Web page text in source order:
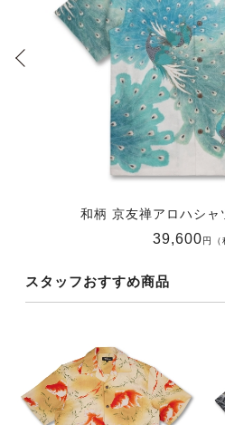
和柄 京友禅アロハシャ
39,600円（
スタッフおすすめ商品